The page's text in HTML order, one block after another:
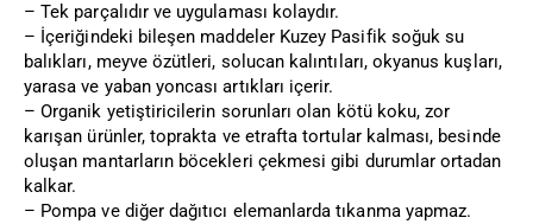
– Tek parçalıdır ve uygulaması kolaydır.
– İçeriğindeki bileşen maddeler Kuzey Pasifik soğuk su
balıkları, meyve özütleri, solucan kalıntıları, okyanus kuşları,
yarasa ve yaban yoncası artıkları içerir.
– Organik yetiştiricilerin sorunları olan kötü koku, zor
karışan ürünler, toprakta ve etrafta tortular kalması, besinde
oluşan mantarların böcekleri çekmesi gibi durumlar ortadan
kalkar.
– Pompa ve diğer dağıtıcı elemanlarda tıkanma yapmaz.